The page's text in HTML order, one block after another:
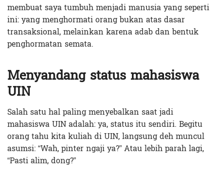
membuat saya tumbuh menjadi manusia yang seperti
ini: yang menghormati orang bukan atas dasar
transaksional, melainkan karena adab dan bentuk
penghormatan semata.
Menyandang status mahasiswa
UIN
Salah satu hal paling menyebalkan saat jadi
mahasiswa UIN adalah: ya, status itu sendiri. Begitu
orang tahu kita kuliah di UIN, langsung deh muncul
asumsi: “Wah, pinter ngaji ya?” Atau lebih parah lagi,
“Pasti alim, dong?”